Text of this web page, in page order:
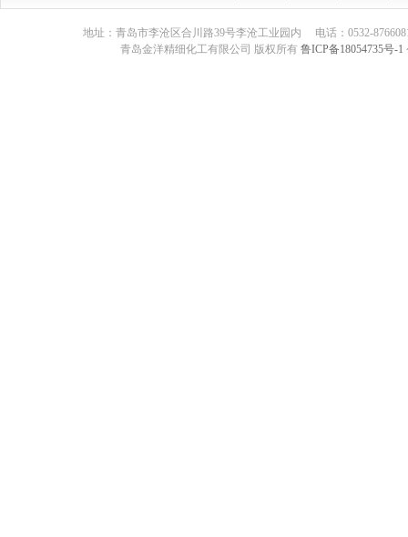
地址：青岛市李沧区合川路39号李沧工业园内 电话：0532-
青岛金洋精细化工有限公司 版权所有 鲁ICP备18054735号-1